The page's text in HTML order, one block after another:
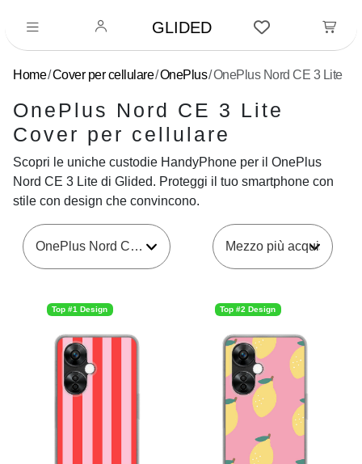
GLIDED
Home Cover per cellulare OnePlus OnePlus Nord CE 3 Lite
OnePlus Nord CE 3 Lite
Cover per cellulare
Scopri le uniche custodie HandyPhone per il OnePlus
Nord CE 3 Lite di Glided. Proteggi il tuo smartphone con
stile con design che convincono.
OnePlus Nord CE 3 Lite
Top #1 Design Top #2 Design